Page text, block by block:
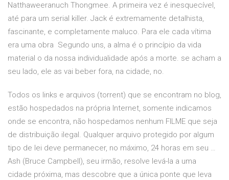
Natthaweeranuch Thongmee. A primeira vez é inesquecível,
até para um serial killer. Jack é extremamente detalhista,
fascinante, e completamente maluco. Para ele cada vítima
era uma obra Segundo uns, a alma é o princípio da vida
material o da nossa individualidade após a morte. se acham a
seu lado, ele as vai beber fora, na cidade, no.
Todos os links e arquivos (torrent) que se encontram no blog,
estão hospedados na própria Internet, somente indicamos
onde se encontra, não hospedamos nenhum FILME que seja
de distribuição ilegal. Qualquer arquivo protegido por algum
tipo de lei deve permanecer, no máximo, 24 horas em seu …
Ash (Bruce Campbell), seu irmão, resolve levá-la a uma
cidade próxima, mas descobre que a única ponte que leva